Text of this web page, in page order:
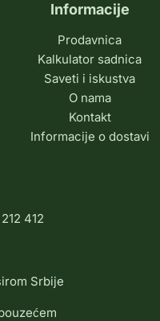
Informacije
Prodavnica
Kalkulator sadnica
Saveti i iskustva
O nama
Kontakt
Informacije o dostavi
412
Srbije